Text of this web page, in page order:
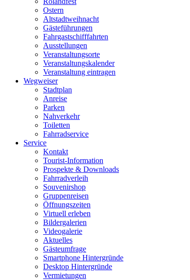
Ostern
Altstadtweihnacht
Gästeführungen
Fahrgastschifffahrten
Ausstellungen
Veranstaltungsorte
Veranstaltungskalender
Veranstaltung eintragen
Wegweiser
Stadtplan
Anreise
Parken
Nahverkehr
Toiletten
Fahrradservice
Service
Kontakt
Tourist-Information
Prospekte & Downloads
Fahrradverleih
Souvenirshop
Gruppenreisen
Öffnungszeiten
Virtuell erleben
Bildergalerien
Videogalerie
Aktuelles
Gästeumfrage
Smartphone Hintergründe
Desktop Hintergründe
Vermietungen